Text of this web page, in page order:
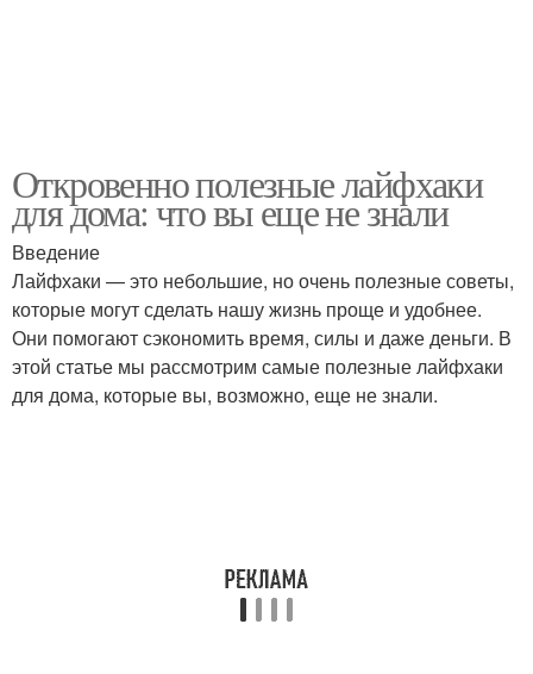
Откровенно полезные лайфхаки
для дома: что вы еще не знали
Введение
Лайфхаки — это небольшие, но очень полезные советы,
которые могут сделать нашу жизнь проще и удобнее.
Они помогают сэкономить время, силы и даже деньги. В
этой статье мы рассмотрим самые полезные лайфхаки
для дома, которые вы, возможно, еще не знали.